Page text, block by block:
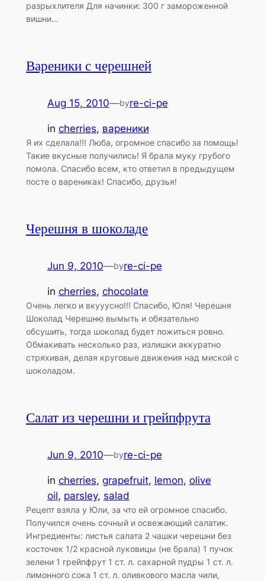
разрыхлителя Для начинки: 300 г замороженной
вишни…
Вареники с черешней
Aug 15, 2010—byre-ci-pe
in cherries, вареники
Я их сделала!!! Люба, огромное спасибо за помощь!
Такие вкусные получились! Я брала муку грубого
помола. Спасибо всем, кто ответил в предыдущем
посте о варениках! Спасибо, друзья!
Черешня в шоколаде
Jun 9, 2010—byre-ci-pe
in cherries, chocolate
Очень легко и вкууусно!!! Спасибо, Юля! Черешня
Шоколад Черешню вымыть и обязательно
обсушить, тогда шоколад будет ложиться ровно.
Обмакивать несколько раз, излишки аккуратно
стряхивая, делая круговые движения над миской с
шоколадом.
Салат из черешни и грейпфрута
Jun 9, 2010—byre-ci-pe
in cherries, grapefruit, lemon, olive
oil, parsley, salad
Рецепт взяла у Юли, за что ей огромное спасибо.
Получился очень сочный и освежающий салатик.
Ингредиенты: листья салата 2 чашки черешни без
косточек 1/2 красной луковицы (не брала) 1 пучок
зелени 1 грейпфрут 1 ст. л. сахарной пудры 1 ст. л.
лимонного сока 1 ст. л. оливкового масла чили,